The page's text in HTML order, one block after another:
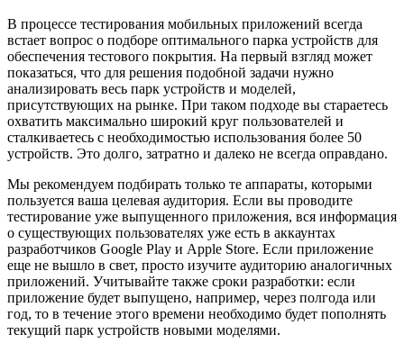
В процессе тестирования мобильных приложений всегда
встает вопрос о подборе оптимального парка устройств для
обеспечения тестового покрытия. На первый взгляд может
показаться, что для решения подобной задачи нужно
анализировать весь парк устройств и моделей,
присутствующих на рынке. При таком подходе вы стараетесь
охватить максимально широкий круг пользователей и
сталкиваетесь с необходимостью использования более 50
устройств. Это долго, затратно и далеко не всегда оправдано.
Мы рекомендуем подбирать только те аппараты, которыми
пользуется ваша целевая аудитория. Если вы проводите
тестирование уже выпущенного приложения, вся информация
о существующих пользователях уже есть в аккаунтах
разработчиков Google Play и Apple Store. Если приложение
еще не вышло в свет, просто изучите аудиторию аналогичных
приложений. Учитывайте также сроки разработки: если
приложение будет выпущено, например, через полгода или
год, то в течение этого времени необходимо будет пополнять
текущий парк устройств новыми моделями.